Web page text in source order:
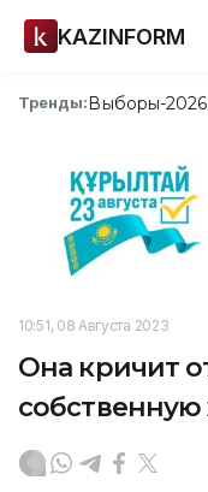
KAZINFORM
Тренды:Выборы-2026
10:51, 08 Августа 2023
Она кричит
собственную